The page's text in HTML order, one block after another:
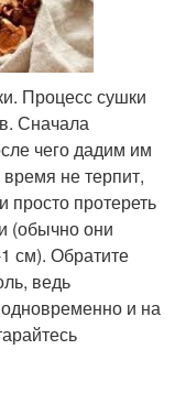
Процесс сушки
Сначала
чего дадим им
не терпит,
просто протереть
(обычно они
см). Обратите
ведь
и на